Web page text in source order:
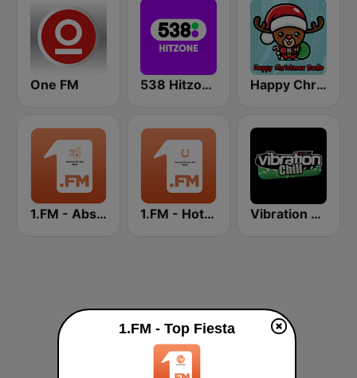
One FM 538 Hitzone Happy Christmas Radio
1.FM - Absolute 70s Pop 1.FM - Hot Country Vibration Chill
1.FM - Top Fiesta